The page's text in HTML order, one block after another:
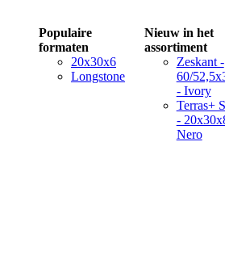
Populaire
formaten
20x30x6
Longstone
Nieuw in het
assortiment
Zeskant -
60/
- Ivory
Terras+
-
Nero